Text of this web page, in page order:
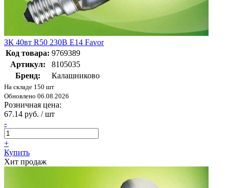
ЗК 40вт R50 230В Е14 Favor
Код товара: 9769389
Артикул:
8105035
Бренд:
Калашниково
На складе 150 шт
Обновлено 06.08.2026
Розничная цена:
67.14 руб. / шт
-
+
Купить
Хит продаж